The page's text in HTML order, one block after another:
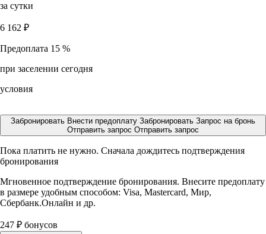
за сутки
6 162 ₽
Предоплата 15 %
при заселении сегодня
условия
Забронировать Внести предоплату Забронировать Запрос на бронь
Отправить запрос Отправить запрос
Пока платить не нужно. Сначала дождитесь подтверждения
бронирования
Мгновенное подтверждение бронирования. Внесите предоплату
в размере удобным способом: Visa, Mastercard, Мир,
Сбербанк.Онлайн и др.
247 ₽ бонусов